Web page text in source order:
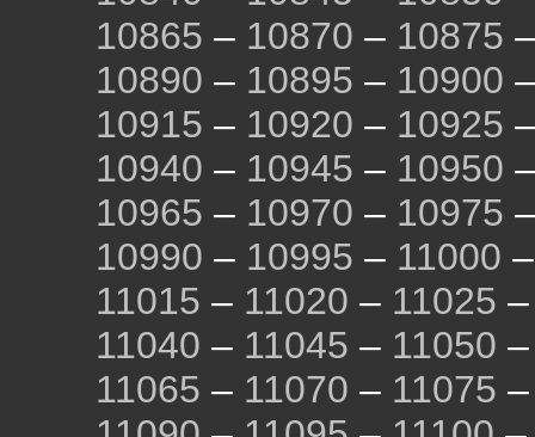
10865 – 10870 – 10875
10890 – 10895 – 10900
10915 – 10920 – 10925
10940 – 10945 – 10950
10965 – 10970 – 10975
10990 – 10995 – 11000
11015 – 11020 – 11025
11040 – 11045 – 11050
11065 – 11070 – 11075